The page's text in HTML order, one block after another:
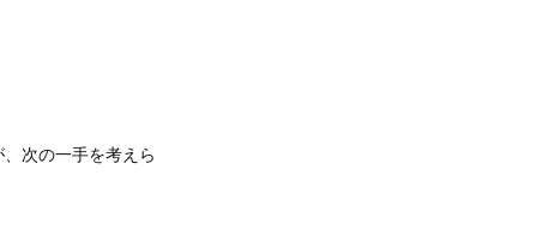
次の一手を考えら